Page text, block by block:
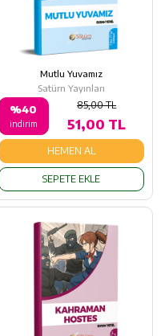
Mutlu Yuvamız
Satürn Yayınları
%40
indirim
85,00 TL
51,00 TL
HEMEN AL
SEPETE EKLE